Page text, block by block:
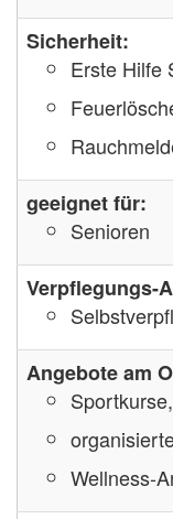
Sicherheit:
Erste Hilfe
geeignet für:
Senioren
Verpflegungs-
Angebote am
Wellness-